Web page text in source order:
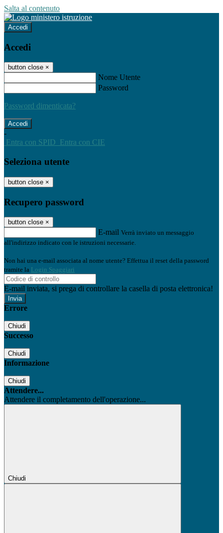
Salta al contenuto
Accedi
Accedi
button close ×
Nome Utente
Password
Password dimenticata?
-
Entra con SPID Entra con CIE
Seleziona utente
button close ×
Recupero password
button close ×
E-mail Verrà inviato un messaggio
all'indirizzo indicato con le istruzioni necessarie.
Non hai una e-mail associata al nome utente? Effettua il reset della password
tramite la Login Spaggiari
E-mail inviata, si prega di controllare la casella di posta elettronica!
Errore
Chiudi
Successo
Chiudi
Informazione
Chiudi
Attendere...
Attendere il completamento dell'operazione...
Chiudi